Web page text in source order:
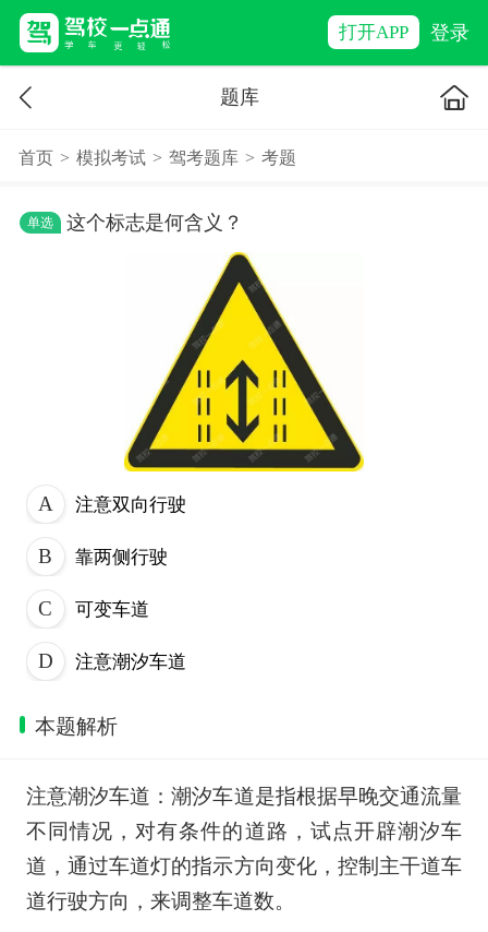
打开APP 登录
题库
首页 > 模拟考试 > 驾考题库 > 考题
单选 这个标志是何含义？
注意双向行驶
靠两侧行驶
可变车道
注意潮汐车道
本题解析
注意潮汐车道：潮汐车道是指根据早晚交通流量
不同情况，对有条件的道路，试点开辟潮汐车
道，通过车道灯的指示方向变化，控制主干道车
道行驶方向，来调整车道数。